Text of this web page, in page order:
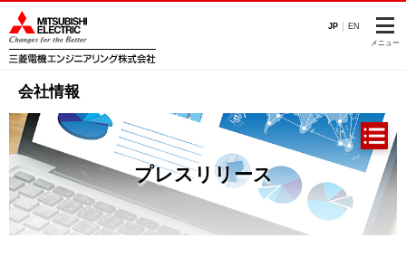
JP EN
メニュー
会社情報
プレスリリース